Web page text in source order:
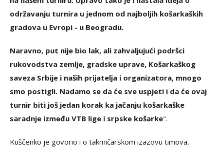
održavanju turnira u jednom od najboljih košarkaških
gradova u Evropi - u Beogradu.
Naravno, put nije bio lak, ali zahvaljujući podršci
rukovodstva zemlje, gradske uprave, Košarkaškog
saveza Srbije i naših prijatelja i organizatora, mnogo
smo postigli. Nadamo se da će sve uspjeti i da će ovaj
turnir biti još jedan korak ka jačanju košarkaške
saradnje između VTB lige i srpske košarke".
Kuščenko je govorio i o takmičarskom izazovu timova,